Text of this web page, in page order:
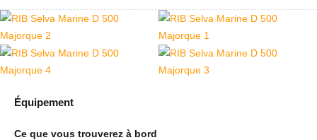
Équipement
Ce que vous trouverez à bord